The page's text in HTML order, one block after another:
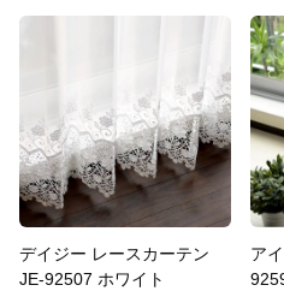
デイジー レースカーテン
JE-92507 ホワイト
ア